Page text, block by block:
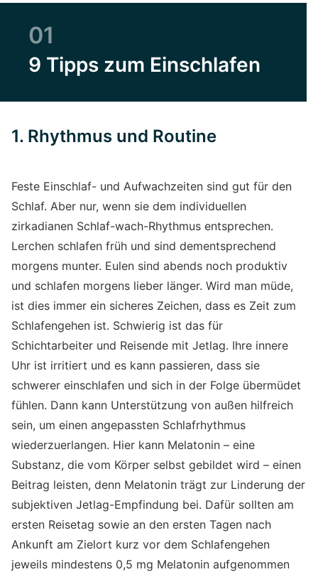
01
9 Tipps zum Einschlafen
1. Rhythmus und Routine
Feste Einschlaf- und Aufwachzeiten sind gut für den
Schlaf. Aber nur, wenn sie dem individuellen
zirkadianen Schlaf-wach-Rhythmus entsprechen.
Lerchen schlafen früh und sind dementsprechend
morgens munter. Eulen sind abends noch produktiv
und schlafen morgens lieber länger. Wird man müde,
ist dies immer ein sicheres Zeichen, dass es Zeit zum
Schlafengehen ist. Schwierig ist das für
Schichtarbeiter und Reisende mit Jetlag. Ihre innere
Uhr ist irritiert und es kann passieren, dass sie
schwerer einschlafen und sich in der Folge übermüdet
fühlen. Dann kann Unterstützung von außen hilfreich
sein, um einen angepassten Schlafrhythmus
wiederzuerlangen. Hier kann Melatonin – eine
Substanz, die vom Körper selbst gebildet wird – einen
Beitrag leisten, denn Melatonin trägt zur Linderung der
subjektiven Jetlag-Empfindung bei. Dafür sollten am
ersten Reisetag sowie an den ersten Tagen nach
Ankunft am Zielort kurz vor dem Schlafengehen
jeweils mindestens 0,5 mg Melatonin aufgenommen